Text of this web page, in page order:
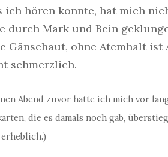
ich hören konnte, hat mich
Mark und Bein
ohne Atemhalt ist
schmerzlich.
Abend zuvor hatte ich mich vor
die es damals noch gab,